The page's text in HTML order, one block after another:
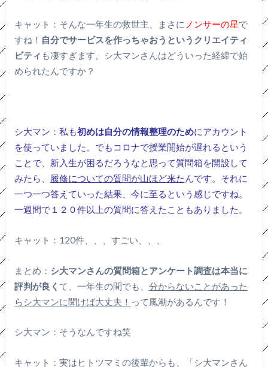
キャット：そんな一年生の救世主、まさに ノンサーの星で
すね！ 自分でサービスを作っちゃおうというクリエイティ
ビティ も凄すぎます。シ大マンさんはどういった経緯で始
められたんですか？
シ大マン：私も初めは自分の情報整理のためにアカウント
を使っていました。でもコロナで授業開始が遅れるという
ことで、新入生が困るだろうなと思って質問箱を開設して
みたら、
履修についての質問が山ほど来た んです。それに
一つ一つ答えていった結果、今に至るという感じですね。
一週間で１２０件以上の質問に答えたこともありました。
キャット：120件、、、すごい、、、
まとめ： シ大マンさんの質問箱とアンケート調査は本当に
評判が良く て、一年生の間でも、 分からないことがあった
らシ大マンに聞けば大丈夫！ って風潮があるんです！
シ大マン：そうなんですね笑
キャット：実はヒトツマミの後輩からも、「シ大マンさん